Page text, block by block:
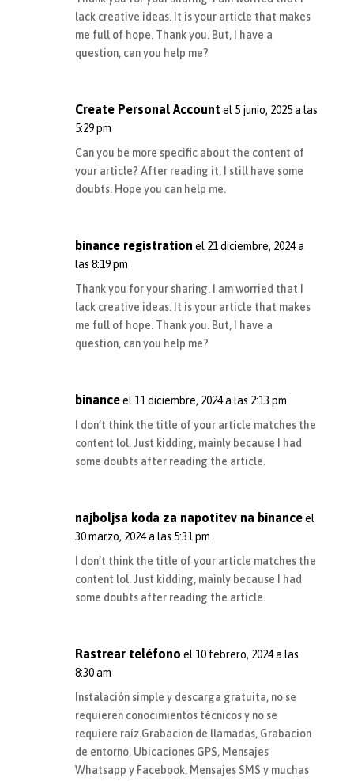
lack creative ideas. It is your article that makes
me full of hope. Thank you. But, I have a
question, can you help me?
Create Personal Account el 5 junio, 2025 a las
5:29 pm
Can you be more specific about the content of
your article? After reading it, I still have some
doubts. Hope you can help me.
binance registration el 21 diciembre, 2024 a
las 8:19 pm
Thank you for your sharing. I am worried that I
lack creative ideas. It is your article that makes
me full of hope. Thank you. But, I have a
question, can you help me?
binance el 11 diciembre, 2024 a las 2:13 pm
I don’t think the title of your article matches the
content lol. Just kidding, mainly because I had
some doubts after reading the article.
najboljsa koda za napotitev na binance el
30 marzo, 2024 a las 5:31 pm
I don’t think the title of your article matches the
content lol. Just kidding, mainly because I had
some doubts after reading the article.
Rastrear teléfono el 10 febrero, 2024 a las
8:30 am
Instalación simple y descarga gratuita, no se
requieren conocimientos técnicos y no se
requiere raíz.Grabacion de llamadas, Grabacion
de entorno, Ubicaciones GPS, Mensajes
Whatsapp y Facebook, Mensajes SMS y muchas